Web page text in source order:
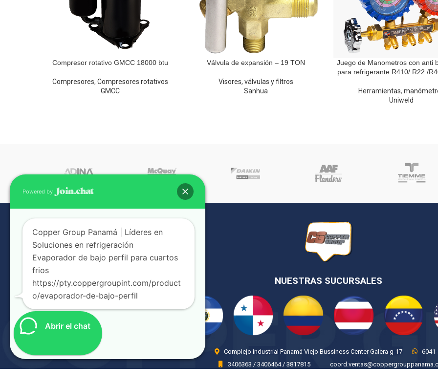
Compresor rotativo GMCC 18000 btu
Compresores, Compresores rotativos
GMCC
Válvula de expansión – 19 TON
Visores, válvulas y filtros
Sanhua
Juego de Manometros con anti
para refrigerante R410/ R22 /
Herramientas,
Uniweld
NUESTRAS SUCURSALES
Complejo industrial Panamá Viejo Bussiness Center Galera g-17
3406363 / 3406464 / 3817815
Abrir el chat
Powered by
Copper Group Panamá | Líderes en
Soluciones en refrigeración
Evaporador de bajo perfil para cuartos
frios
https://pty.coppergroupint.com/product
o/evaporador-de-bajo-perfil